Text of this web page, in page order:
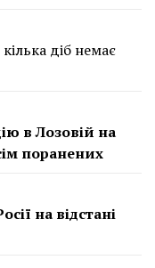
діб немає
в Лозовій на
поранених
на відстані